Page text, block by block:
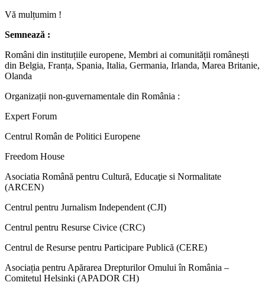
Vă mulțumim !
Semnează :
Români din instituțiile europene, Membri ai comunității românești
din Belgia, Franța, Spania, Italia, Germania, Irlanda, Marea Britanie,
Olanda
Organizații non-guvernamentale din România :
Expert Forum
Centrul Român de Politici Europene
Freedom House
Asociatia Română pentru Cultură, Educaţie si Normalitate
(ARCEN)
Centrul pentru Jurnalism Independent (CJI)
Centrul pentru Resurse Civice (CRC)
Centrul de Resurse pentru Participare Publică (CERE)
Asociația pentru Apărarea Drepturilor Omului în România –
Comitetul Helsinki (APADOR CH)